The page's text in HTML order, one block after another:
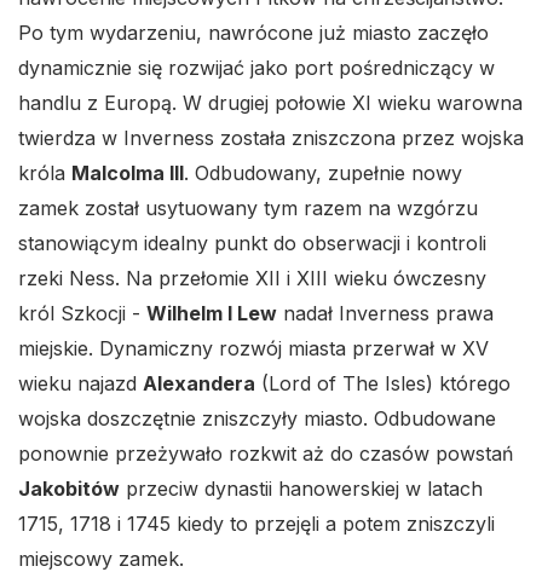
Po tym wydarzeniu, nawrócone już miasto zaczęło
dynamicznie się rozwijać jako port pośredniczący w
handlu z Europą. W drugiej połowie XI wieku warowna
twierdza w Inverness została zniszczona przez wojska
króla Malcolma III. Odbudowany, zupełnie nowy
zamek został usytuowany tym razem na wzgórzu
stanowiącym idealny punkt do obserwacji i kontroli
rzeki Ness. Na przełomie XII i XIII wieku ówczesny
król Szkocji - Wilhelm I Lew nadał Inverness prawa
miejskie. Dynamiczny rozwój miasta przerwał w XV
wieku najazd Alexandera (Lord of The Isles) którego
wojska doszczętnie zniszczyły miasto. Odbudowane
ponownie przeżywało rozkwit aż do czasów powstań
Jakobitów przeciw dynastii hanowerskiej w latach
1715, 1718 i 1745 kiedy to przejęli a potem zniszczyli
miejscowy zamek.